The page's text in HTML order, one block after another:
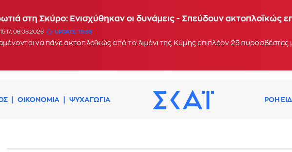
στη Σκύρο: Ενισχύθηκαν οι δυνάμεις - Σπεύδουν ακτοπλοϊκώς
15:17, 06.08.2026 UPDATE: 19:38
να πάνε ακτοπλοϊκώς από το λιμάνι της Κύμης επιπλέον 25
ΟΙΚΟΝΟΜΙΑ ΨΥΧΑΓΩΓΙΑ ΡΟΗ